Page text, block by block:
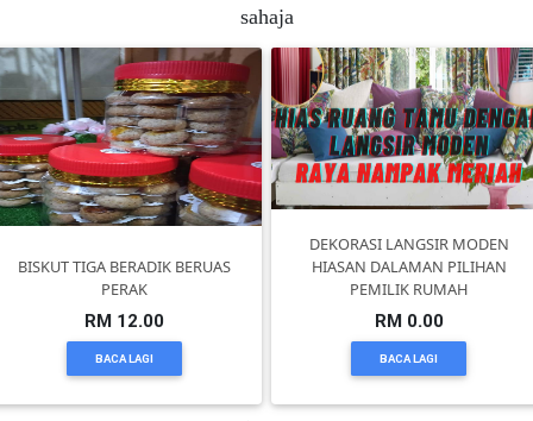
sahaja
BISKUT TIGA BERADIK BERUAS
PERAK
RM 12.00
BACA LAGI
DEKORASI LANGSIR MODEN
HIASAN DALAMAN PILIHAN
PEMILIK RUMAH
RM 0.00
BACA LAGI
FESYEN
WANITA(0)
KECANTIKAN(7)
LELAKI(0)
MINYAK
WANGI(8)